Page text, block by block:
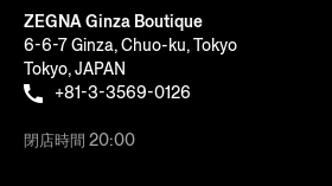
ZEGNA Ginza Boutique
6-6-7 Ginza, Chuo-ku, Tokyo
Tokyo, JAPAN
+81-3-3569-0126
閉店時間 20:00